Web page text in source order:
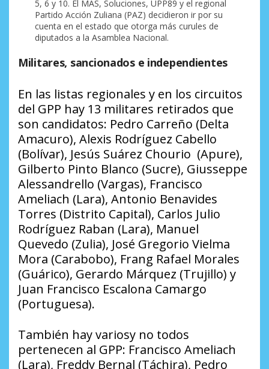
5, 6 y 10. El MAS, Soluciones, UPP89 y el regional
Partido Acción Zuliana (PAZ) decidieron ir por su
cuenta en el estado que otorga más curules de
diputados a la Asamblea Nacional.
Militares, sancionados e independientes
En las listas regionales y en los circuitos
del GPP hay 13 militares retirados que
son candidatos: Pedro Carreño (Delta
Amacuro), Alexis Rodríguez Cabello
(Bolívar), Jesús Suárez Chourio (Apure),
Gilberto Pinto Blanco (Sucre), Giusseppe
Alessandrello (Vargas), Francisco
Ameliach (Lara), Antonio Benavides
Torres (Distrito Capital), Carlos Julio
Rodríguez Raban (Lara), Manuel
Quevedo (Zulia), José Gregorio Vielma
Mora (Carabobo), Frang Rafael Morales
(Guárico), Gerardo Márquez (Trujillo) y
Juan Francisco Escalona Camargo
(Portuguesa).
También hay variosy no todos
pertenecen al GPP: Francisco Ameliach
(Lara), Freddy Bernal (Táchira), Pedro